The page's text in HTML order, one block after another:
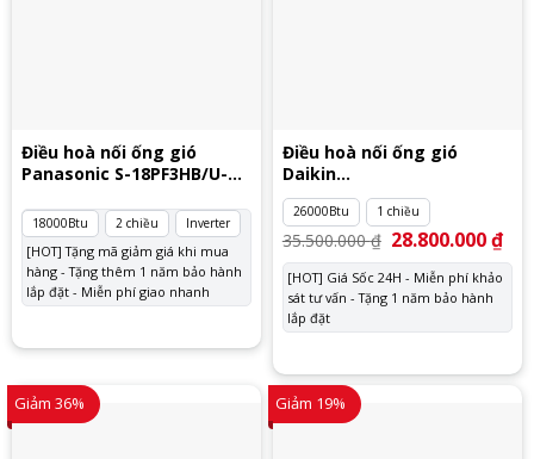
Điều hoà nối ống gió
Panasonic S-18PF3HB/U-
18000Btu 2 chiều Inverter
[HOT] Tặng mã giảm giá khi mua
hàng - Tặng thêm 1 năm bảo hành
lắp đặt - Miễn phí giao nhanh
Điều hoà nối ống gió
Daikin
FDMNQ26MV1/RNQ26MY1
26000Btu 1 chiều
35.500.000₫ Giá
gốc
là:
35.500.000 ₫.
28.800.000₫Giá
tại
[HOT] Giá Sốc 24H - Miễn phí khảo
sát tư vấn - Tặng 1 năm bảo hành
lắp đặt
Giảm 36% Giảm 19%